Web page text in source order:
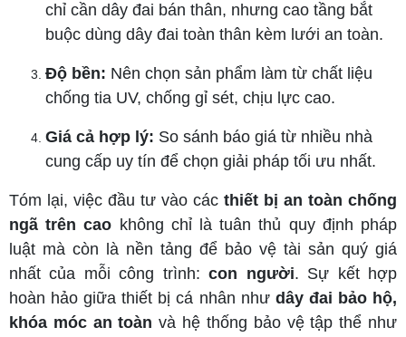
chỉ cần dây đai bán thân, nhưng cao tầng bắt
buộc dùng dây đai toàn thân kèm lưới an toàn.
Độ bền: Nên chọn sản phẩm làm từ chất liệu
chống tia UV, chống gỉ sét, chịu lực cao.
Giá cả hợp lý: So sánh báo giá từ nhiều nhà
cung cấp uy tín để chọn giải pháp tối ưu nhất.
Tóm lại, việc đầu tư vào các thiết bị an toàn chống
ngã trên cao không chỉ là tuân thủ quy định pháp
luật mà còn là nền tảng để bảo vệ tài sản quý giá
nhất của mỗi công trình:con người. Sự kết hợp
hoàn hảo giữa thiết bị cá nhân như dây đai bảo hộ,
khóa móc an toàn và hệ thống bảo vệ tập thể như